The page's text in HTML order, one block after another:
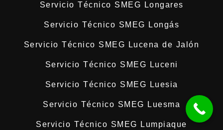
Servicio Técnico SMEG Longares
Servicio Técnico SMEG Longás
Servicio Técnico SMEG Lucena de Jalón
Servicio Técnico SMEG Luceni
Servicio Técnico SMEG Luesia
Servicio Técnico SMEG Luesma
Servicio Técnico SMEG Lumpiaque